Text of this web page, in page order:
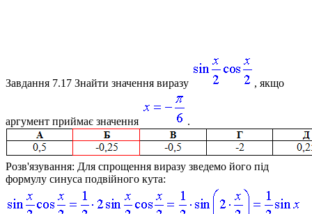
Завдання 7.17 Знайти значення виразу , якщо
аргумент приймає значення .
Розв'язування: Для спрощення виразу зведемо його під
формулу синуса подвійного кута: